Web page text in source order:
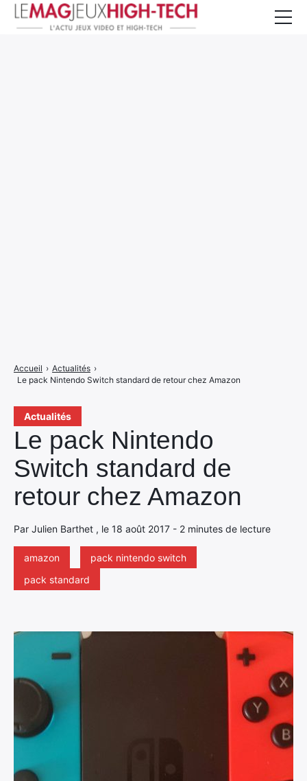
Actualités
Le pack Nintendo
Switch standard de
retour chez Amazon
Par Julien Barthet , le 18 août 2017 - 2 minutes de lecture
amazon
pack nintendo switch
pack standard
Accueil › Actualités ›
Le pack Nintendo Switch standard de retour chez Amazon